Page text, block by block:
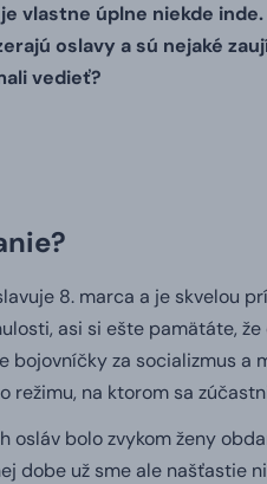
vlastne úplne niekde inde.
oslavy a sú nejaké
vedieť?
8. marca a je skvelou
asi si ešte pamätáte,
bojovníčky za socializmus
režimu, na ktorom sa
osláv bolo zvykom ženy
dobe už sme ale našťastie